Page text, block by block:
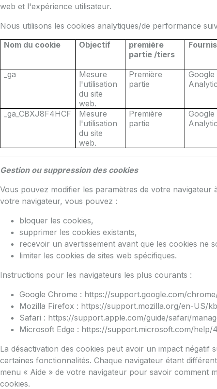
web et l'expérience utilisateur.
Nous utilisons les cookies analytiques/de performance
Nom du cookie
Objectif
première
partie /tiers
_ga
Mesure
l'utilisation
du site
web.
Première
partie
Google
_ga_CBXJ8F4HCF
Mesure
l'utilisation
du site
web.
Première
partie
Google
Gestion ou suppression des cookies
Vous pouvez modifier les paramètres de votre
votre navigateur, vous pouvez :
bloquer les cookies,
supprimer les cookies existants,
recevoir un avertissement avant que les cookies ne
limiter les cookies de sites web spécifiques.
Instructions pour les navigateurs les plus courants :
Google Chrome : https://support.google.com/
Mozilla Firefox : https://support.mozilla.org/en-US/
Safari : https://support.apple.com/guide/safari/
Microsoft Edge : https://support.microsoft.com/help/
La désactivation des cookies peut avoir un impact négatif
certaines fonctionnalités. Chaque navigateur étant
menu « Aide » de votre navigateur pour savoir comment
cookies.